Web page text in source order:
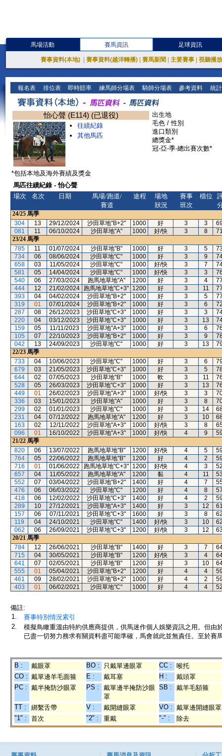
馬場活動 賽馬資訊 足球資訊
賽事資料(本地) 賽事資料(越洋轉播) 賽馬新聞 主要賽事 視聽播
報名表 排位表 即時賠率 練馬師分場表 騎師分場表 參考資料 統
怡心聲 (E114) (已退役)
往績紀錄
其他馬匹
出生地
毛色 / 性別
進口類別
總獎金*
冠-亞-季-總出賽次數*
*包括本地及海外賽績及獎金
馬匹往績紀錄 - 怡心聲
場次
名次 日期
馬場/跑道/
賽道
途程
場地
狀況
賽事
班次
檔位
24/25 馬季
304
13 29/12/2024 沙田草地"B+2" 1000 好 3 3
081
11 06/10/2024 沙田草地"A" 1000 好/快 3 8
23/24 馬季
785
11 01/07/2024 沙田草地"B" 1000 好 3 5
734
06 08/06/2024 沙田草地"C" 1000 好 3 9
658
03 11/05/2024 沙田草地"C" 1000 好/快 3 7
581
05 14/04/2024 沙田草地"C" 1000 好/快 3 3
540
06 27/03/2024 跑馬地草地"A" 1200 好 3 4
444
12 21/02/2024 跑馬地草地"C+3" 1200 好 3 11
393
04 04/02/2024 沙田草地"B+2" 1000 好 3 5
319
01 07/01/2024 沙田草地"B+2" 1000 好 3 6
287
08 26/12/2023 沙田草地"C+3" 1000 好 3 3
220
04 03/12/2023 沙田草地"C+3" 1000 好 3 13
159
05 11/11/2023 沙田草地"A+3" 1000 好 3 6
105
07 22/10/2023 沙田草地"B+2" 1000 好 3 9
042
13 24/09/2023 沙田草地"C" 1000 好 3 13
22/23 馬季
733
04 10/06/2023 沙田草地"C" 1000 好 3 6
679
03 21/05/2023 沙田草地"C+3" 1000 好 3 5
644
02 07/05/2023 沙田草地"B" 1000 軟 3 11
528
05 26/03/2023 沙田草地"C+3" 1000 好 3 13
449
01 26/02/2023 沙田草地"A+3" 1000 好/快 3 3
336
03 15/01/2023 沙田草地"A" 1000 好 3 8
299
02 01/01/2023 沙田草地"C" 1000 好 3 14
231
04 07/12/2022 跑馬地草地"A" 1200 好 3 10
163
02 12/11/2022 沙田草地"A+3" 1000 好/快 3 8
096
01 16/10/2022 沙田草地"A+3" 1000 好/快 4 9
21/22 馬季
820
06 13/07/2022 跑馬地草地"B" 1200 好/快 4 5
764
05 22/06/2022 跑馬地草地"B" 1200 好 4 2
716
01 01/06/2022 跑馬地草地"C+3" 1200 好/快 4 3
657
04 11/05/2022 跑馬地草地"A" 1200 黏 4 11
552
07 03/04/2022 沙田草地"B+2" 1400 好 4 7
476
06 06/03/2022 沙田草地"C" 1200 好 4 8
418
06 12/02/2022 沙田草地"C+3" 1400 好 4 2
289
10 27/12/2021 沙田草地"A+3" 1400 好 3 12
157
06 07/11/2021 沙田草地"C+3" 1600 好 3 8
119
04 24/10/2021 沙田草地"C" 1400 好/快 3 10
062
06 26/09/2021 沙田草地"C+3" 1200 好/快 3 12
20/21 馬季
784
12 26/06/2021 沙田草地"B" 1400 好 3 7
715
04 30/05/2021 沙田草地"B" 1200 好/快 3 4
641
07 02/05/2021 沙田草地"B" 1200 好 3 10
555
01 05/04/2021 沙田草地"B+2" 1200 好 4 4
461
09 28/02/2021 沙田草地"B+2" 1000 好 4 2
403
01 06/02/2021 沙田草地"C" 1000 好 4 4
備註:
1.
賽事特別情況索引
2.
模擬鳥瞰重溫由特約供應商提供，供馬迷作個人娛樂資訊之用。但
已盡一切努力務求有關資料盡可能準確，馬會就此並無責任。至於賽
B : 戴眼罩 BO : 只戴單邊眼罩 CC :
喉托
CO : 戴單邊羊毛面箍 E : 戴耳塞 H :
戴頭罩
PC : 戴半掩防沙眼罩 PS :
戴單邊半掩防沙眼
罩
SB : 戴羊毛額箍
TT : 綁繫舌帶 V : 戴開縫眼罩 VO : 戴單邊開縫眼罩
"1" :
首次 "2" : 重戴 "-" : 除去